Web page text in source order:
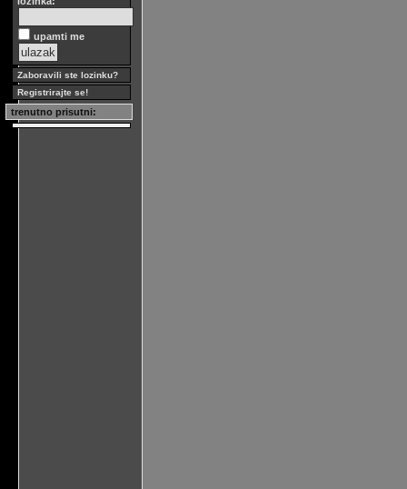
upamti me
Zaboravili ste lozinku?
Registrirajte se!
trenutno prisutni: